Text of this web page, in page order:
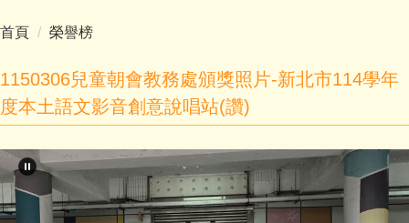
首頁 榮譽榜
1150306兒童朝會教務處頒獎照片-新北市114學年
度本土語文影音創意說唱站(讚)